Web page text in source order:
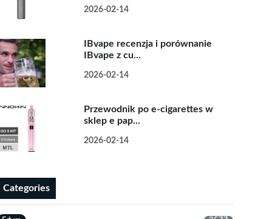
2026-02-14
IBvape recenzja i porównanie
IBvape z cu...
2026-02-14
Przewodnik po e-cigarettes w
sklep e pap...
2026-02-14
Categories